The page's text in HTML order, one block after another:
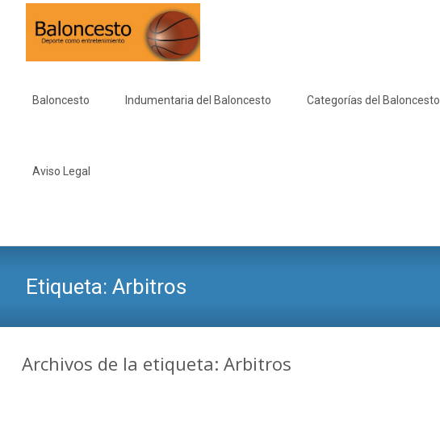
Baloncesto Indumentaria del Baloncesto Categorías del Baloncesto
Aviso Legal
Etiqueta: Arbitros
Archivos de la etiqueta: Arbitros